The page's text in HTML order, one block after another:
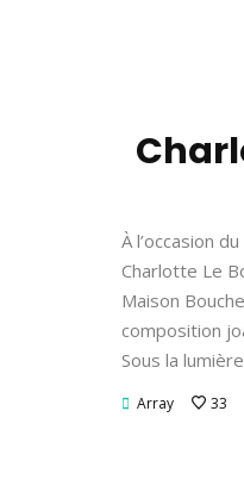
À l’occasion
Charlotte Le
Maison
composition
Sous la
Array 33